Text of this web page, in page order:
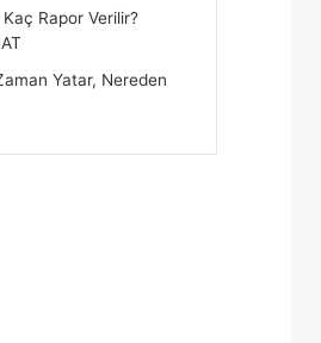
Rapor Verilir?
Yatar, Nereden